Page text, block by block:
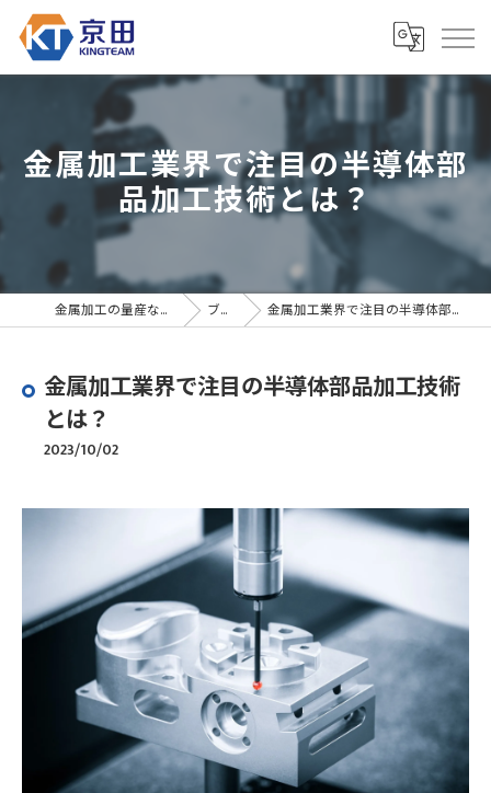
金属加工業界で注目の半導体部
品加工技術とは？
金属加工の量産なら京田精密 ブログ 金属加工業界で注目の半導体部品加工技術とは？
金属加工業界で注目の半導体部品加工技術
とは？
2023/10/02